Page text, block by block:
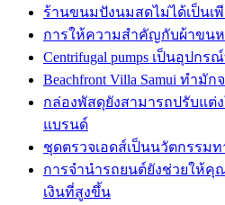
ร้านขนมปังนมสดไม่ได้เป็นเ
การให้ความสำคัญกับผ้าขน
Centrifugal pumps เป็นอุป
Beachfront Villa Samui ทำมั
กล่องพัสดุยังสามารถปรับแต่
แบรนด์
ชุดตรวจเอดส์เป็นนวัตกรรม
การจำนำรถยนต์ยังช่วยให้คุ
เงินที่สูงขึ้น